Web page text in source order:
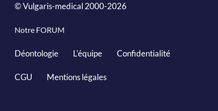
© Vulgaris-medical 2000-2026
Notre FORUM
Déontologie L'équipe Confidentialité
CGU Mentions légales